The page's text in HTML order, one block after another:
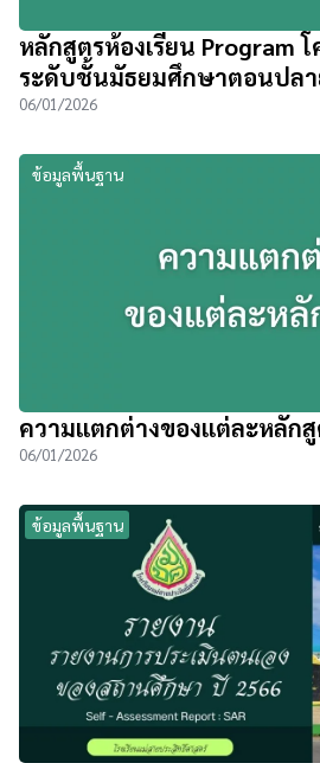
หลักสูตรห้องเรียน Program
ระดับชั้นมัธยมศึกษาตอนปล
06/01/2026
ข้อมูลพื้นฐาน
ความแตกต่างของแต่ละหลัก
06/01/2026
ข้อมูลพื้นฐาน